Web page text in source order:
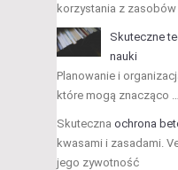
korzystania z zasobów
Skuteczne
nauki
Planowanie i
które mogą znacząco …
Skuteczna ochrona
kwasami i zasadami.
jego zywotność